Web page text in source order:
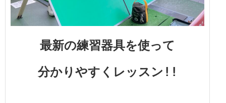
最新の練習器具を使って
分かりやすくレッスン!!